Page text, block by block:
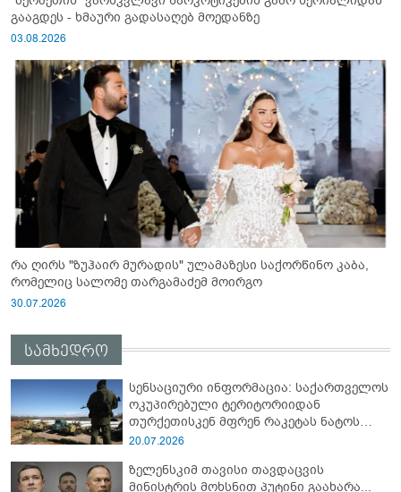
გააგდეს - ხმაური გადასაღებ მოედანზე
03.08.2026
რა ღირს "ზუჰაირ მურადის" ულამაზესი საქორწინო კაბა,
რომელიც სალომე თარგამაძემ მოირგო
30.07.2026
სამხედრო
სენსაციური ინფორმაცია: საქართველოს
ოკუპირებული ტერიტორიიდან
თურქეთისკენ მფრენ რაკეტას ნატოს
სამიტი კინაღამ ჩაუშლია
20.07.2026
ზელენსკიმ თავისი თავდაცვის
მინისტრის მოხსნით პუტინი გაახარა...